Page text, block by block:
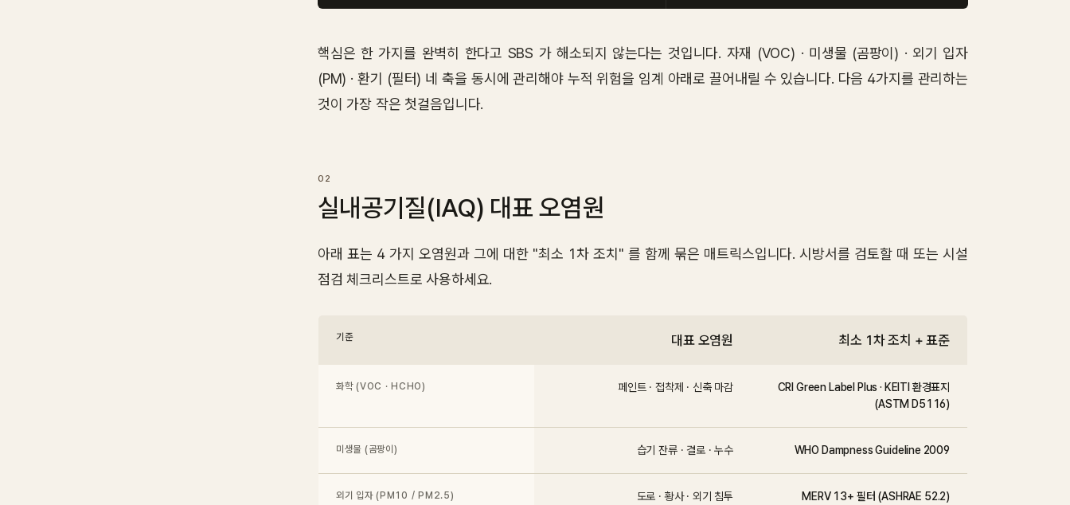
핵심은 한 가지를 완벽히 한다고 SBS 가 해소되지 않는다는 것입니다. 자재 (VOC) · 미생물 (곰팡이) · 외기 입자
(PM) · 환기 (필터) 네 축을 동시에 관리해야 누적 위험을 임계 아래로 끌어내릴 수 있습니다. 다음 4가지를 관리하는
것이 가장 작은 첫걸음입니다.
실내공기질(IAQ) 대표 오염원
아래 표는 4 가지 오염원과 그에 대한 "최소 1차 조치" 를 함께 묶은 매트릭스입니다. 시방서를 검토할 때 또는 시설
점검 체크리스트로 사용하세요.
기준 대표 오염원 최소 1차 조치 + 표준
화학 (VOC · HCHO) 페인트 · 접착제 · 신축 마감
CRI Green Label Plus · KEITI 환경표지
(ASTM D5116)
미생물 (곰팡이) 습기 잔류 · 결로 · 누수 WHO Dampness Guideline 2009
외기 입자 (PM10 / PM2.5) 도로 · 황사 · 외기 침투 MERV 13+ 필터 (ASHRAE 52.2)